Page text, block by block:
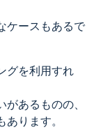
ケースもあるで
グを利用すれ
あるものの、
ります。